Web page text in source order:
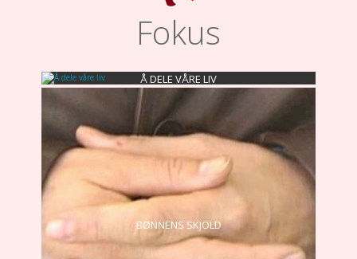
Fokus
Å DELE VÅRE LIV
BØNNENS SKJOLD